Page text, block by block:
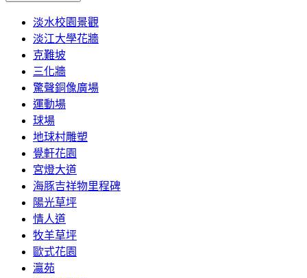
淡水校園景觀
淡江大學花牆
克難坡
三化牆
驚聲銅像廣場
運動場
球場
地球村雕塑
覺軒花園
宮燈大道
海豚吉祥物里程碑
陽光草坪
情人道
牧羊草坪
歐式花園
瀛苑